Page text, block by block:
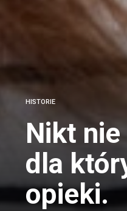
HISTORIE
Nikt
dla
opieki.